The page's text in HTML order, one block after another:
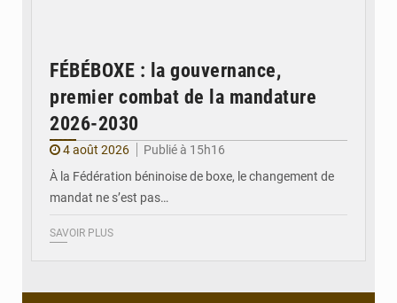
FÉBÉBOXE : la gouvernance,
premier combat de la mandature
2026-2030
4 août 2026
Publié à 15h16
À la Fédération béninoise de boxe, le changement de
mandat ne s’est pas…
SAVOIR PLUS